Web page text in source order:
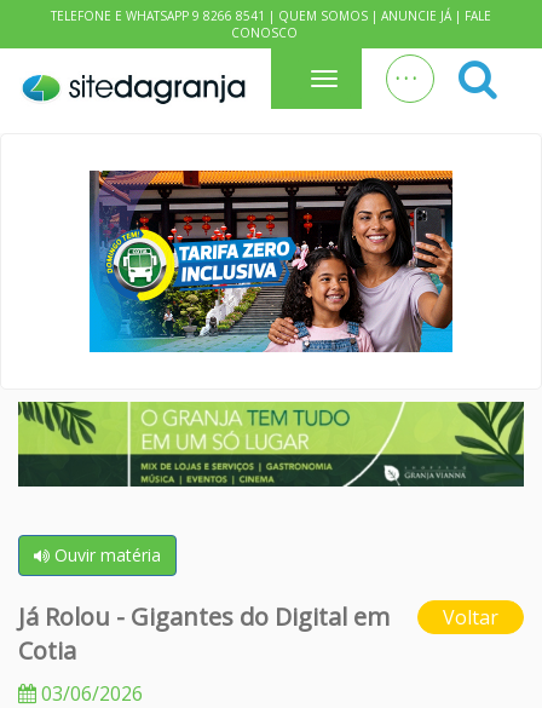
TELEFONE E WHATSAPP 9 8266 8541 | QUEM SOMOS | ANUNCIE JÁ| FALE
CONOSCO
Menu . . .
Ouvir matéria
Voltar
Já Rolou - Gigantes do Digital em
Cotia
03/06/2026